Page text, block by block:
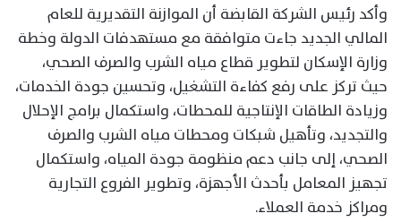
وأكد رئيس الشركة القابضة أن الموازنة التقديرية للعام
المالي الجديد جاءت متوافقة مع مستهدفات الدولة وخطة
وزارة الإسكان لتطوير قطاع مياه الشرب والصرف الصحي،
حيث تركز على رفع كفاءة التشغيل، وتحسين جودة الخدمات،
وزيادة الطاقات الإنتاجية للمحطات، واستكمال برامج الإحلال
والتجديد، وتأهيل شبكات ومحطات مياه الشرب والصرف
الصحي، إلى جانب دعم منظومة جودة المياه، واستكمال
تجهيز المعامل بأحدث الأجهزة، وتطوير الفروع التجارية
ومراكز خدمة العملاء.